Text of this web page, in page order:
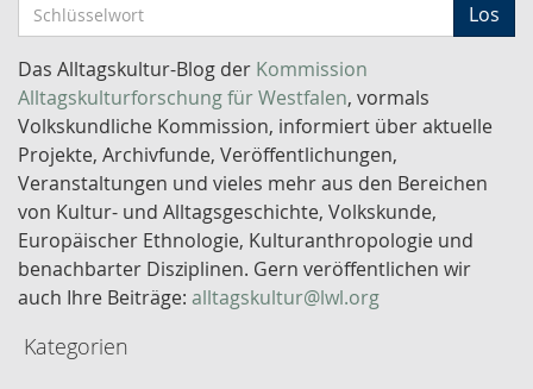
c
h
l
ü
s
s
e
l
w
o
Los
Das Alltagskultur-Blog der Kommission
Alltagskulturforschung für Westfalen, vormals
Volkskundliche Kommission, informiert über aktuelle
Projekte, Archivfunde, Veröffentlichungen,
Veranstaltungen und vieles mehr aus den Bereichen
von Kultur- und Alltagsgeschichte, Volkskunde,
Europäischer Ethnologie, Kulturanthropologie und
benachbarter Disziplinen. Gern veröffentlichen wir
auch Ihre Beiträge: alltagskultur@lwl.org
Kategorien